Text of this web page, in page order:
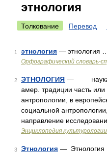
этнология
Толкование Перевод
1 этнология — этнология …
Орфографический словарь-
2 ЭТНОЛОГИЯ — наука о
амер. традиции часть или
антропологии, в
социальной
направление
Энциклопедия культурологии
3 Этнология — Этнология